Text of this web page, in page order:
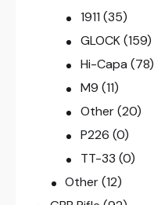
1911 (35)
GLOCK (159)
Hi-Capa (78)
M9 (11)
Other (20)
P226 (0)
TT-33 (0)
Other (12)